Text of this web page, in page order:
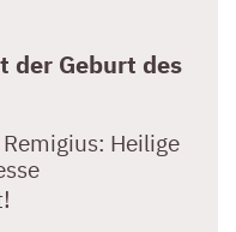
der Geburt des
Heilige